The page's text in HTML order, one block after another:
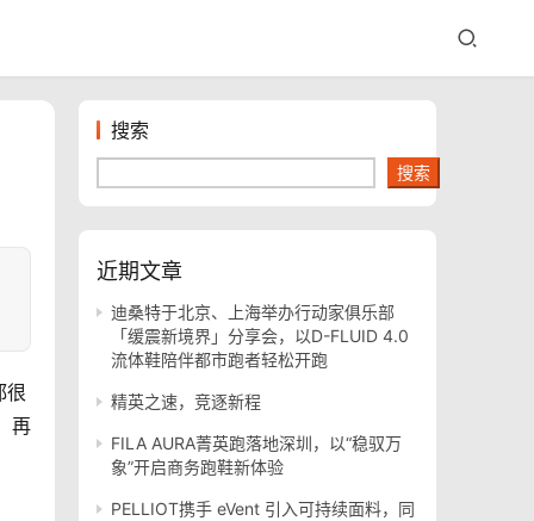
很
再
搜索
搜索
近期文章
迪桑特于北京、上海举办行动家俱乐部
「缓震新境界」分享会，以D-FLUID 4.0
流体鞋陪伴都市跑者轻松开跑
精英之速，竞逐新程
FILA AURA菁英跑落地深圳，以“稳驭万
象”开启商务跑鞋新体验
PELLIOT携手 eVent 引入可持续面料，同